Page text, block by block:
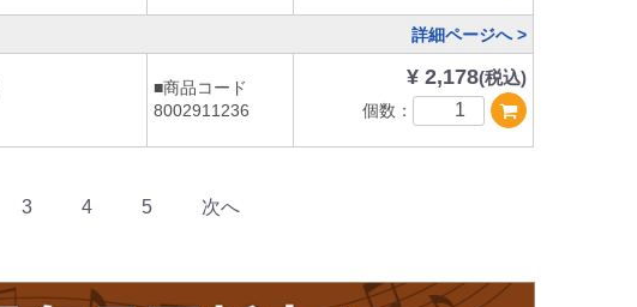
詳細ページへ >
■商品コード
8002911236
¥ 2,178(税込)
個数：
3 4 5 次へ